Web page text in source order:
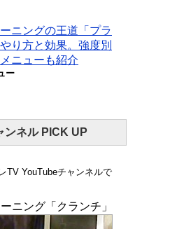
ニングの王道「プラ
り方と効果。強度別
ニューも紹介
ー
ンネル PICK UP
TV YouTubeチャンネルで
ニング「クランチ」